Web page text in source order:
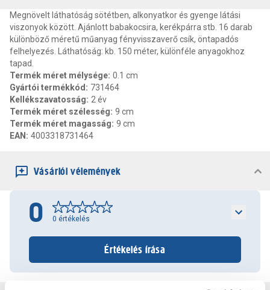
Megnövelt láthatóság sötétben, alkonyatkor és gyenge látási
viszonyok között. Ajánlott babakocsira, kerékpárra stb. 16 darab
különböző méretű műanyag fényvisszaverő csík, öntapadós
felhelyezés. Láthatóság: kb. 150 méter, különféle anyagokhoz
tapad.
Termék méret mélysége: 0.1 cm
Gyártói termékkód : 731464
Kellékszavatosság: 2 év
Termék méret szélesség: 9 cm
Termék méret magasság: 9 cm
EAN : 4003318731464
Vásárlói vélemények
0 0 értékelés
Értékelés írása